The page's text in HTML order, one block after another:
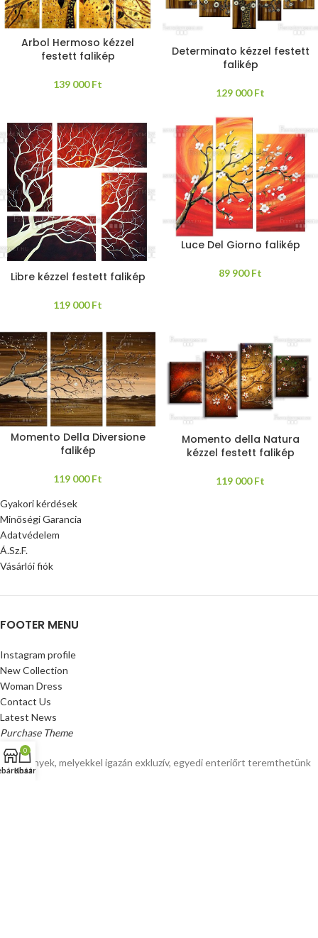
Arbol Hermoso kézzel
festett falikép
139 000Ft
Determinato kézzel festett
falikép
129 000Ft
Libre kézzel festett falikép
119 000Ft
Luce Del Giorno falikép
89 900Ft
Momento Della Diversione
falikép
119 000Ft
Momento della Natura
kézzel festett falikép
119 000Ft
Gyakori kérdések
Minőségi Garancia
Adatvédelem
Á.Sz.F.
Vásárlói fiók
FOOTER MENU
Instagram profile
New Collection
Woman Dress
Contact Us
Latest News
Purchase Theme
Festmények, melyekkel igazán exkluzív, egyedi enteriőrt teremthetünk
0
Kosár